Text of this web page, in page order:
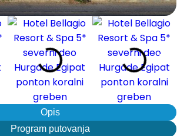
Opis
Program putovanja